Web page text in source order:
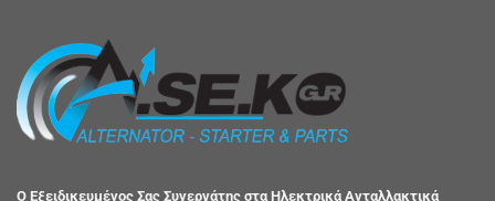
Ο Εξειδικευμένος Σας Συνεργάτης στα Ηλεκτρικά Ανταλλακτικά